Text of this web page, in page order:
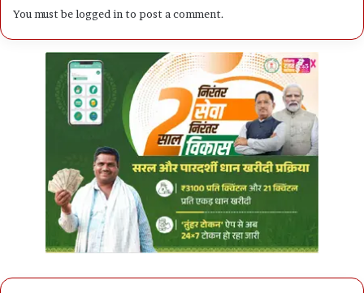
You must belogged in to post a comment.